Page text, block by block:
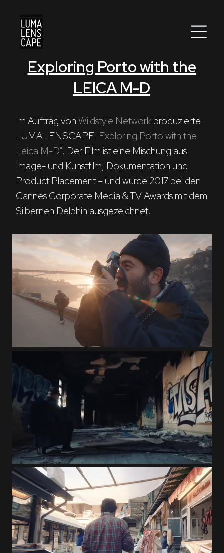
Corporate
Production / Services
About
DEU ENG Suche
Exploring Porto with the
LEICA M-D
Im Auftrag von Wildstyle Network produzierte
LUMALENSCAPE "Exploring Porto with the
Leica M-D". Der Film ist eine Mischung aus
Image- und Kunstfilm, Dokumentation und
Product Placement – und wurde 2017 bei den
Cannes Corporate Media & TV Awards mit dem
Silbernen Delphin ausgezeichnet.